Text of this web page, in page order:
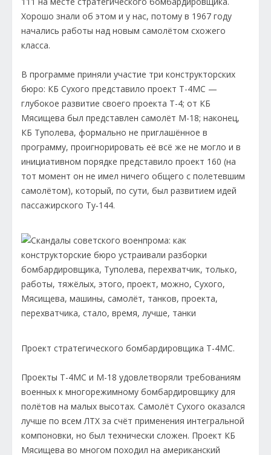
Хорошо знали об этом и у нас, потому в 1967 году
начались работы над новым самолётом схожего
класса.
В программе приняли участие три конструкторских
бюро: КБ Сухого представило проект Т-4МС —
глубокое развитие своего проекта Т-4; от КБ
Мясищева был представлен самолёт М-18; наконец,
КБ Туполева, формально не приглашённое в
программу, проигнорировать её всё же не могло и в
инициативном порядке представило проект 160 (на
тот момент он не имел ничего общего с полетевшим
самолётом), который, по сути, был развитием идей
пассажирского Ту‑144.
Проект стратегического бомбардировщика Т-4МС.
Проекты Т-4МС и М-18 удовлетворяли требованиям
военных к многорежимному бомбардировщику для
полётов на малых высотах. Самолёт Сухого оказался
лучше по всем ЛТХ за счёт применения интегральной
компоновки, но был технически сложен. Проект КБ
Мясищева во многом походил на американский